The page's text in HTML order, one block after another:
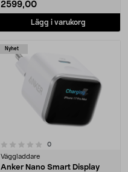
2599,00
Lägg i varukorg
Nyhet
0recensioner
Väggladdare
Anker Nano Smart Display